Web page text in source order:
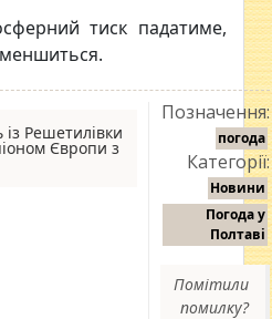
тиск падатиме,
із Решетилівки
Європи з
Позначення:
погода
Категорії:
Новини
Погода у
Полтаві
Помітили
помилку?